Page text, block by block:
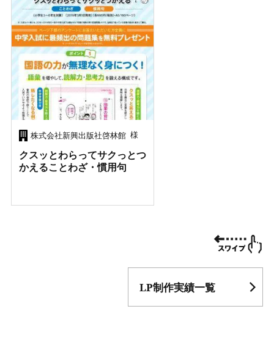
株式会社新興出版社啓林館 様
クスッとわらってサクっとつ
かえることわざ・慣用句
LP制作実績一覧